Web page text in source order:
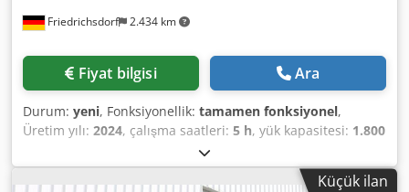
Friedrichsdorf 2.434 km
Fiyat bilgisi Ara
Durum: yeni, Fonksiyonellik: tamamen fonksiyonel,
Üretim yılı: 2024, çalışma saatleri: 5 h, yük kapasitesi: 1.800
4.750 mm
mm, yakıt türü:elektrikli, direk tipi:triplex, inşaat
6 kW (8,16 bg) , fork taşıyıcıKüçük ilan